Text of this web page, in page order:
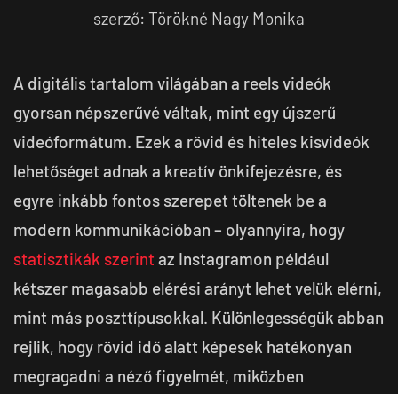
szerző: Törökné Nagy Monika
A digitális tartalom világában a reels videók
gyorsan népszerűvé váltak, mint egy újszerű
videóformátum. Ezek a rövid és hiteles kisvideók
lehetőséget adnak a kreatív önkifejezésre, és
egyre inkább fontos szerepet töltenek be a
modern kommunikációban – olyannyira, hogy
statisztikák szerint az Instagramon például
kétszer magasabb elérési arányt lehet velük elérni,
mint más poszttípusokkal. Különlegességük abban
rejlik, hogy rövid idő alatt képesek hatékonyan
megragadni a néző figyelmét, miközben